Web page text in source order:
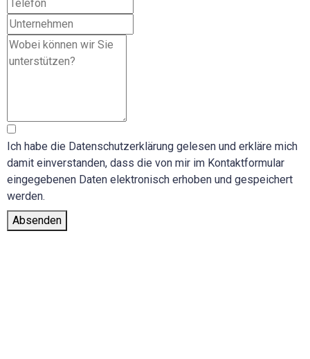
Ich habe die Datenschutzerklärung gelesen und erkläre mich
damit einverstanden, dass die von mir im Kontaktformular
eingegebenen Daten elektronisch erhoben und gespeichert
werden.
Absenden